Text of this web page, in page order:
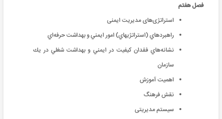
فصل هفتم
استراتژی‌های مدیریت ایمنی
راهبردهاي (استراتژيهاي) امور ايمني و بهداشت حرفه‌اي
نشانه‌هاي فقدان كيفيت در ايمني و بهداشت شغلي در يك
سازمان
اهميت آموزش
نقش فرهنگ
سیستم مدیریتی